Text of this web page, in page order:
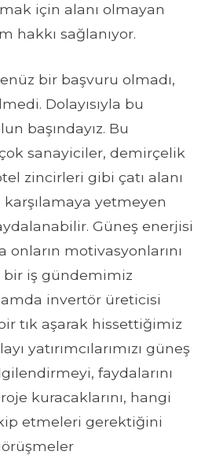
için alanı olmayan
hakkı sağlanıyor.
bir başvuru olmadı,
Dolayısıyla bu
başındayız. Bu
sanayiciler, demirçelik
zincirleri gibi çatı alanı
yetmeyen
Güneş enerjisi
motivasyonlarını
bir iş gündemimiz
invertör üreticisi
tık aşarak hissettiğimiz
yatırımcılarımızı güneş
faydalarını
kuracaklarını, hangi
etmeleri gerektiğini